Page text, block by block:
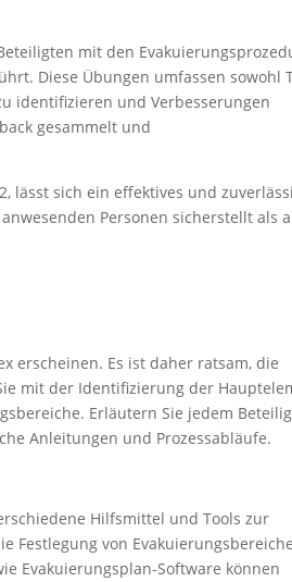
mit den
Diese Übungen umfassen sowohl
identifizieren und Verbesserungen
gesammelt und
lässt sich ein effektives und
Personen sicherstellt als
erscheinen. Es ist daher ratsam, die
mit der Identifizierung der
Erläutern Sie jedem
Anleitungen und Prozessabläufe.
Hilfsmittel und Tools zur
Festlegung von
Evakuierungsplan-Software können